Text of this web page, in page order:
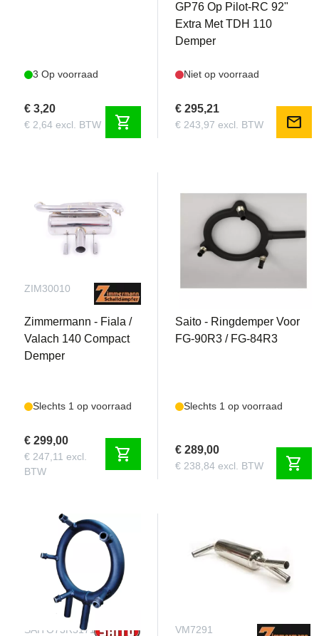
3 Op voorraad
€ 3,20
€ 2,64 excl. BTW shopping_cart
GP76 Op Pilot-RC 92"
Extra Met TDH 110
Demper
Niet op voorraad
€ 295,21
€ 243,97 excl. BTW mail
ZIM30010
Zimmermann - Fiala /
Valach 140 Compact
Demper
Slechts 1 op voorraad
€ 299,00
€ 247,11 excl.
BTW
shopping_cart
SAIG90R3171
Saito - Ringdemper Voor
FG-90R3 / FG-84R3
Slechts 1 op voorraad
€ 289,00
€ 238,84 excl. BTW shopping_cart
SAITO73R5171 VM7291